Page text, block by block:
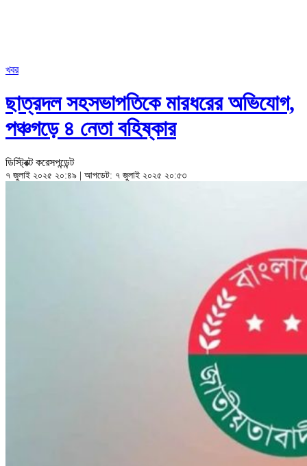
খবর
ছাত্রদল সহসভাপতিকে মারধরের অভিযোগ,
পঞ্চগড়ে ৪ নেতা বহিষ্কার
ডিস্ট্রিক্ট করেসপন্ডেন্ট
৭ জুলাই ২০২৫ ২০:৪৯ | আপডেট: ৭ জুলাই ২০২৫ ২০:৫৩